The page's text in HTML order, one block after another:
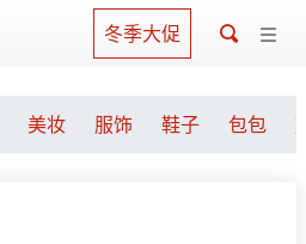
冬季大促
美妆 服饰 鞋子 包包